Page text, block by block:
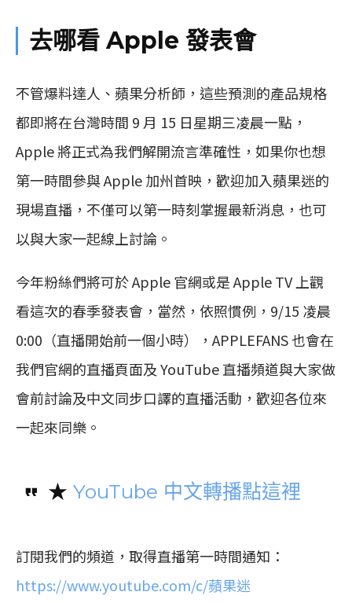
去哪看 Apple 發表會
不管爆料達人、蘋果分析師，這些預測的產品規格
都即將在台灣時間 9 月 15 日星期三凌晨一點，
Apple 將正式為我們解開流言準確性，如果你也想
第一時間參與 Apple 加州首映，歡迎加入蘋果迷的
現場直播，不僅可以第一時刻掌握最新消息，也可
以與大家一起線上討論。
今年粉絲們將可於 Apple 官網或是 Apple TV 上觀
看這次的春季發表會，當然，依照慣例，9/15 凌晨
0:00（直播開始前一個小時），APPLEFANS 也會在
我們官網的直播頁面及 YouTube 直播頻道與大家做
會前討論及中文同步口譯的直播活動，歡迎各位來
一起來同樂。
★ YouTube 中文轉播點這裡
訂閱我們的頻道，取得直播第一時間通知：
https://www.youtube.com/c/蘋果迷